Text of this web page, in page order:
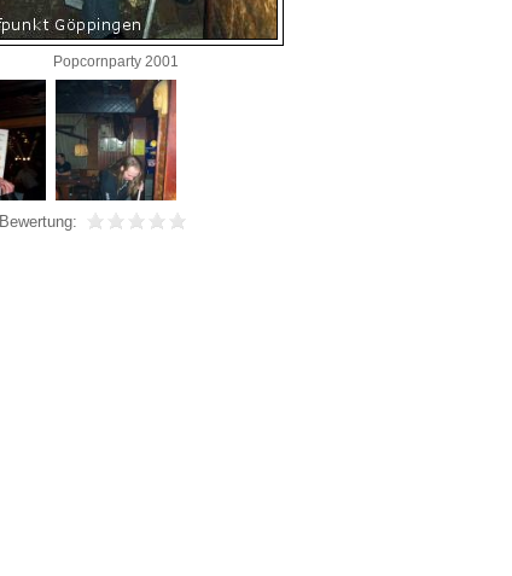
Popcornparty 2001
Bewertung: